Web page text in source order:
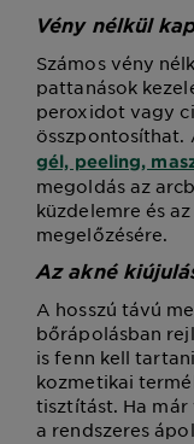
Vény nélkül
Számos vény
pattanások
peroxidot vagy
összpontosíthat.
gél, peeling,
megoldás az
küzdelemre és
megelőzésére.
Az akné
A hosszú távú
bőrápolásban
is fenn kell
kozmetikai
tisztítást. Ha
a rendszeres